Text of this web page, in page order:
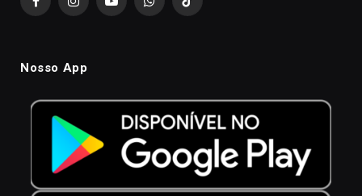
FacebookInstagramYouTubeWhatsAppTikTok
Nosso App